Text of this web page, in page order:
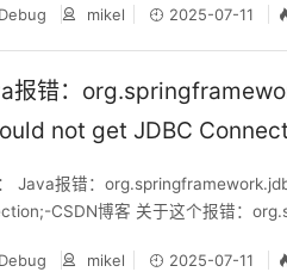
具类的链接名等,我的是配置文件就改
Debug mikel 2025-07-11
报错：
not get JDBC
Java报错：
CSDN博客 关于这个报错：
Debug
mikel 2025-07-11